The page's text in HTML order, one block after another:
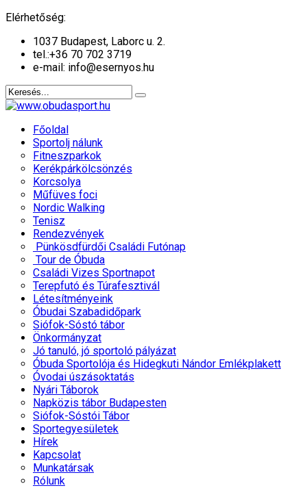
Elérhetőség:
1037 Budapest, Laborc u. 2.
tel.:+36 70 702 3719
e-mail: info@esernyos.hu
Főoldal
Sportolj nálunk
Fitneszparkok
Kerékpárkölcsönzés
Korcsolya
Műfüves foci
Nordic Walking
Tenisz
Rendezvények
Pünkösdfürdői Családi Futónap
Tour de Óbuda
Családi Vizes Sportnapot
Terepfutó és Túrafesztivál
Létesítményeink
Óbudai Szabadidőpark
Siófok-Sóstó tábor
Önkormányzat
Jó tanuló, jó sportoló pályázat
Óbuda Sportolója és Hidegkuti Nándor Emlékplakett
Óvodai úszásoktatás
Nyári Táborok
Napközis tábor Budapesten
Siófok-Sóstói Tábor
Sportegyesületek
Hírek
Kapcsolat
Munkatársak
Rólunk
év
hónap
év
hónap